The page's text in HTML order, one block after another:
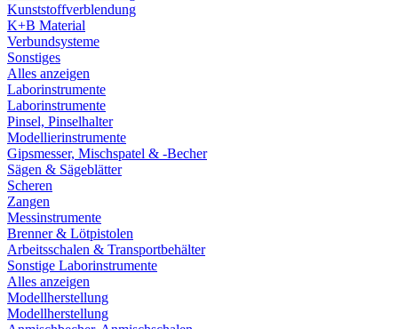
Kunststoffverblendung
K+B Material
Verbundsysteme
Sonstiges
Alles anzeigen
Laborinstrumente
Laborinstrumente
Pinsel, Pinselhalter
Modellierinstrumente
Gipsmesser, Mischspatel & -Becher
Sägen & Sägeblätter
Scheren
Zangen
Messinstrumente
Brenner & Lötpistolen
Arbeitsschalen & Transportbehälter
Sonstige Laborinstrumente
Alles anzeigen
Modellherstellung
Modellherstellung